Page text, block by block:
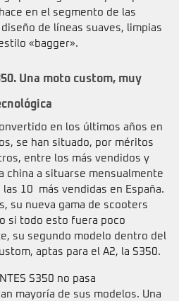
en el segmento de las
de líneas suaves, limpias
«bagger».
Una moto custom, muy
en los últimos años en
se han situado, por méritos
entre los más vendidos y
china a situarse mensualmente
10 más vendidas en España.
su nueva gama de scooters
si todo esto fuera poco
su segundo modelo dentro del
aptas para el A2, la S350.
S350 no pasa
mayoría de sus modelos. Una